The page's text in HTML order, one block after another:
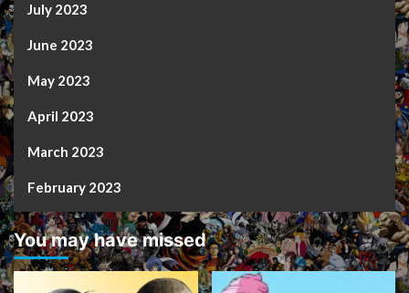
July 2023
June 2023
May 2023
April 2023
March 2023
February 2023
You may have missed